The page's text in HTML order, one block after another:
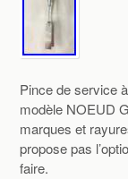
Pince de service
modèle NOEUD
marques et
propose pas
faire.